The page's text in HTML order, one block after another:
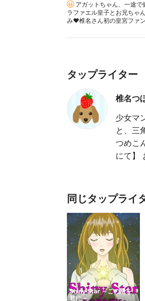
アガットちゃん、一途で
ラファエル皇子とお兄ちゃ
み❤️椎名さん初の皇宮ファ
タップライター
椎名つ
少女マ
と、三
つめこ
にて】
同じタップライ
Shiny Star ～この星を
君に～